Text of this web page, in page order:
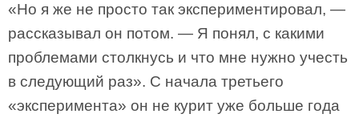
«Но я же не просто так экспериментировал, —
рассказывал он потом. — Я понял, с какими
проблемами столкнусь и что мне нужно учесть
в следующий раз». С начала третьего
«эксперимента» он не курит уже больше года